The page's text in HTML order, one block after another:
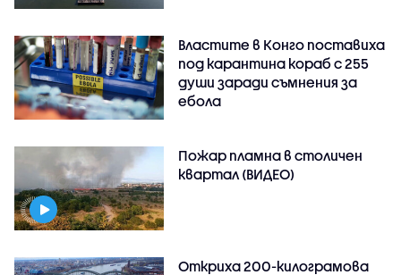
Властите в Конго поставиха
под карантина кораб с 255
души заради съмнения за
ебола
Пожар пламна в столичен
квартал (ВИДЕО)
Откриха 200-килограмова